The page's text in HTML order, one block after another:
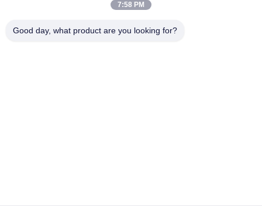
7:58 PM
Good day, what product are you looking for?